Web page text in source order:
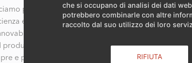
che si occupano di analisi dei dati
potrebbero combinarle con altre
raccolto dal suo utilizzo dei loro
RIFIUTA
parte di Ariston Group, sinonimo di
energetica e rispetto dell’ambiente, grazie
ad alta efficienza, stabilimenti allineati
produttivi più avanzati e un eccellente servizio
pre e post-vendita. Il Gruppo ha oggi una